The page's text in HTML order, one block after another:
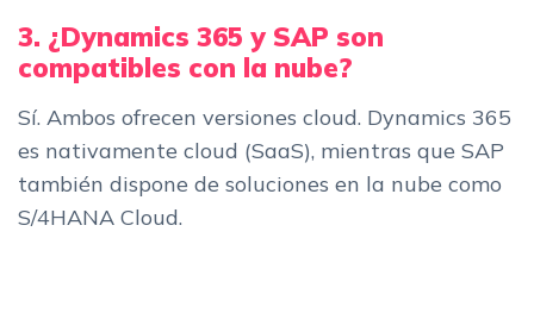
3. ¿Dynamics 365 y SAP son
compatibles con la nube?
Sí. Ambos ofrecen versiones cloud. Dynamics 365
es nativamente cloud (SaaS), mientras que SAP
también dispone de soluciones en la nube como
S/4HANA Cloud.